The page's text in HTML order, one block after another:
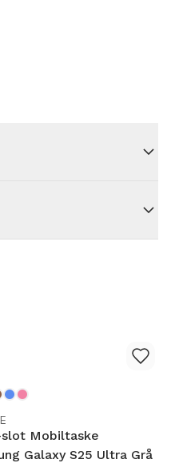
Mobiltaske
Galaxy S25 Ultra Grå